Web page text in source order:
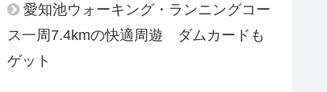
愛知池ウォーキング・ランニングコー
ス一周7.4kmの快適周遊 ダムカードも
ゲット